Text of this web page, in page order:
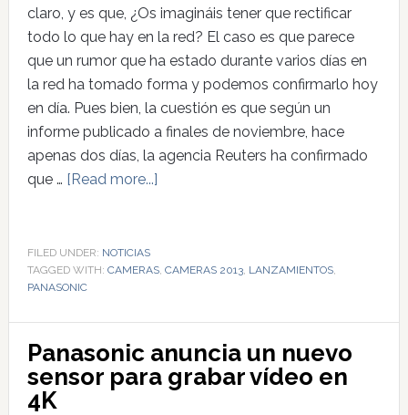
claro, y es que, ¿Os imagináis tener que rectificar
todo lo que hay en la red? El caso es que parece
que un rumor que ha estado durante varios días en
la red ha tomado forma y podemos confirmarlo hoy
en día. Pues bien, la cuestión es que según un
informe publicado a finales de noviembre, hace
apenas dos días, la agencia Reuters ha confirmado
que … [Read more...]
FILED UNDER: NOTICIAS
TAGGED WITH: CAMERAS, CAMERAS 2013, LANZAMIENTOS,
PANASONIC
Panasonic anuncia un nuevo
sensor para grabar vídeo en
4K